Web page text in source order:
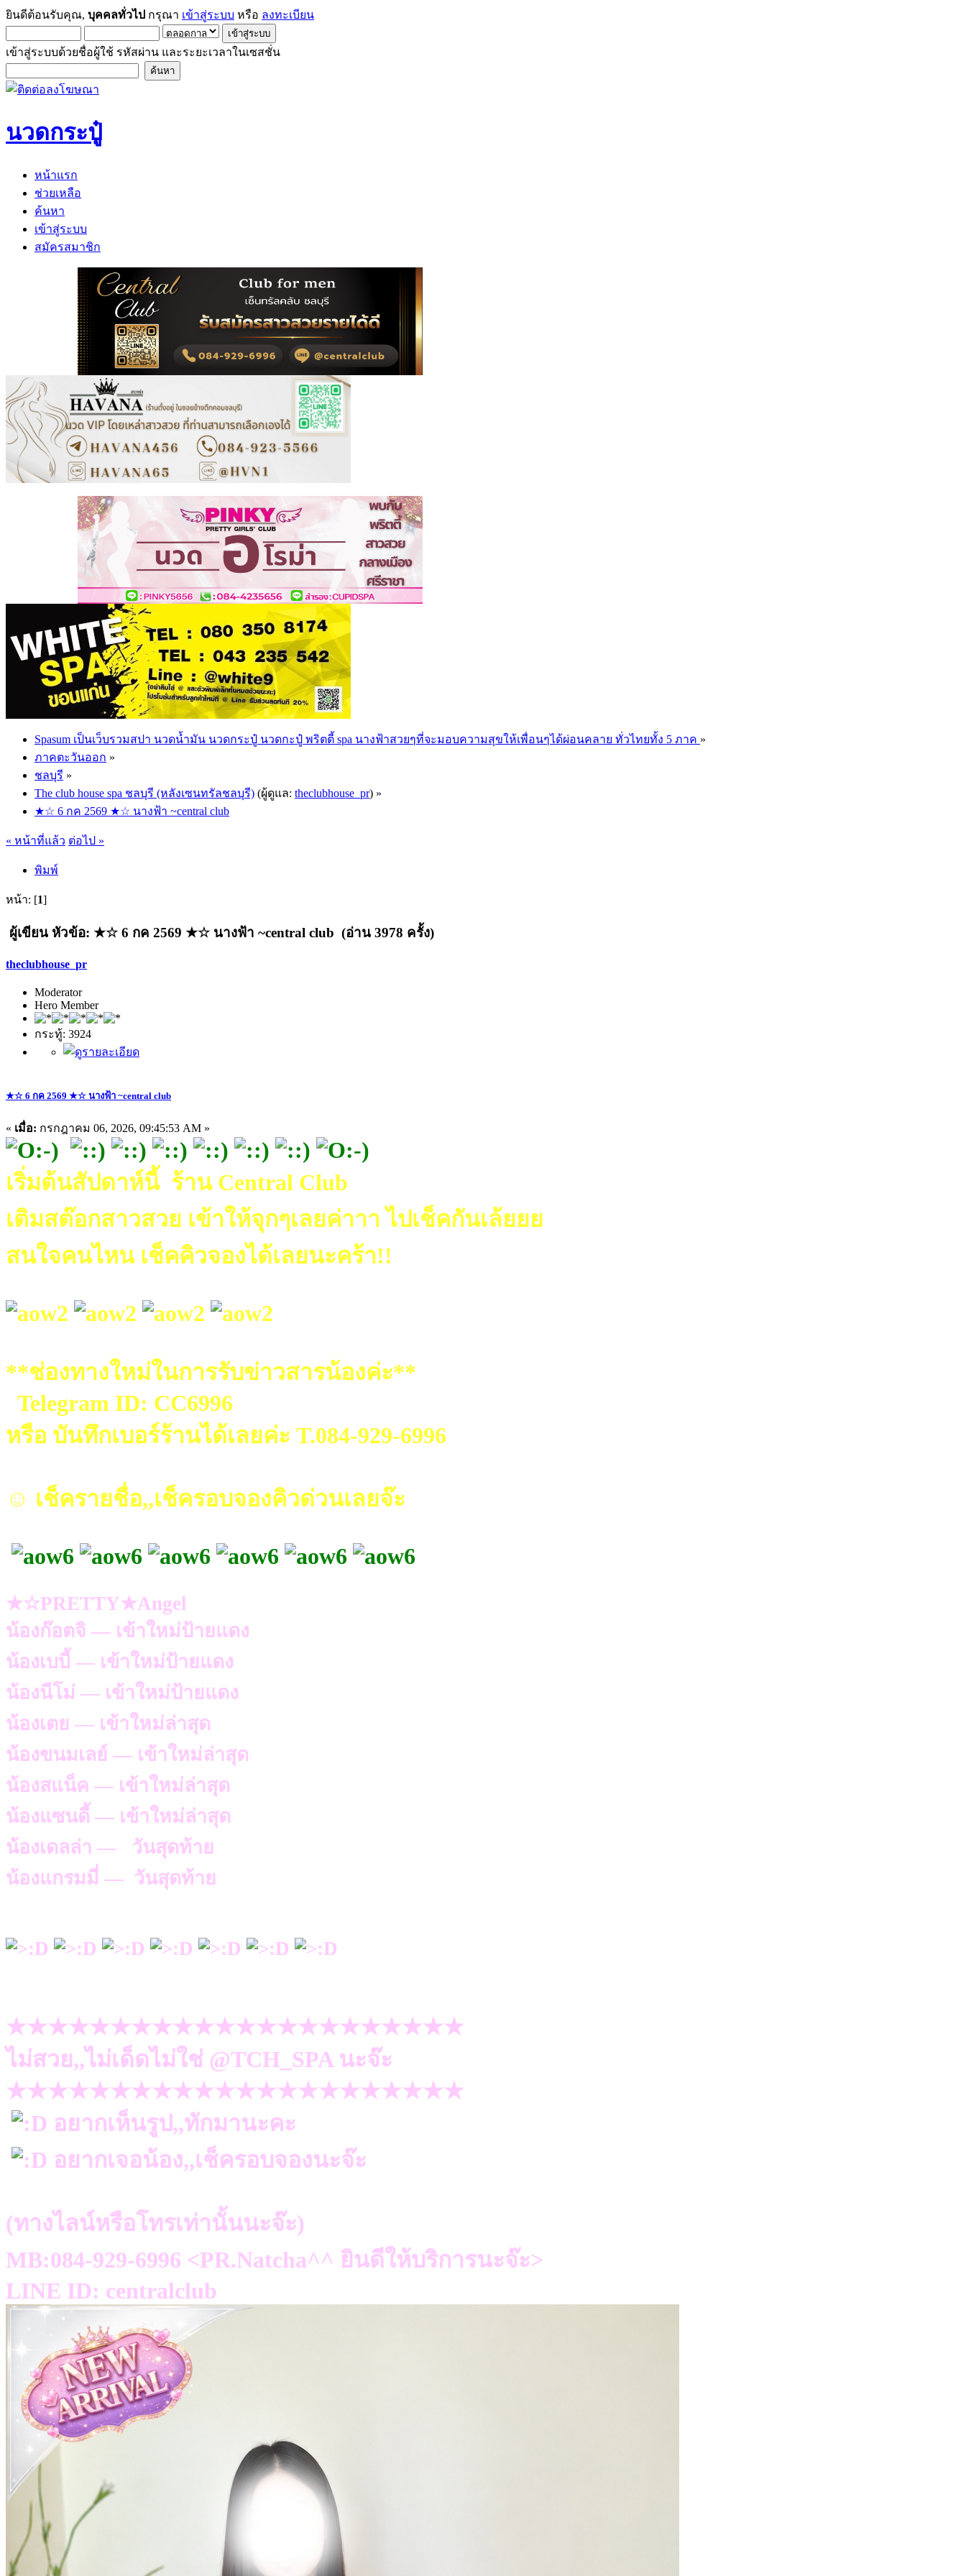
ยินดีต้อนรับคุณ, บุคคลทั่วไป กรุณา เข้าสู่ระบบ หรือ ลงทะเบียน
เข้าสู่ระบบด้วยชื่อผู้ใช้ รหัสผ่าน และระยะเวลาในเซสชั่น
นวดกระปู๋
หน้าแรก
ช่วยเหลือ
ค้นหา
เข้าสู่ระบบ
สมัครสมาชิก
Spasum เป็นเว็บรวมสปา นวดน้ำมัน นวดกระปู๋ นวดกะปู๋ พริตตี้ spa นางฟ้าสวยๆที่จะมอบความสุขให้เพื่อนๆได้ผ่อนคลาย ทั่วไทยทั้ง 5 ภาค »
ภาคตะวันออก »
ชลบุรี »
The club house spa ชลบุรี (หลังเซนทรัลชลบุรี) (ผู้ดูแล: theclubhouse_pr) »
★☆ 6 กค 2569 ★☆ นางฟ้า ~central club
« หน้าที่แล้ว ต่อไป »
พิมพ์
หน้า: [1]
ผู้เขียน หัวข้อ: ★☆ 6 กค 2569 ★☆ นางฟ้า ~central club (อ่าน 3978 ครั้ง)
theclubhouse_pr
Moderator
Hero Member
กระทู้: 3924
★☆ 6 กค 2569 ★☆ นางฟ้า ~central club
« เมื่อ: กรกฎาคม 06, 2026, 09:45:53 AM »
เริ่มต้นสัปดาห์นี้ ร้าน Central Club
เติมสต๊อกสาวสวย เข้าให้จุกๆเลยค่าาา ไปเช็คกันเล้ยยย
สนใจคนไหน เช็คคิวจองได้เลยนะคร้า!!
**ช่องทางใหม่ในการรับข่าวสารน้องค่ะ**
Telegram ID: CC6996
หรือ บันทึกเบอร์ร้านได้เลยค่ะ T.084-929-6996
☺ เช็ครายชื่อ,,เช็ครอบจองคิวด่วนเลยจ๊ะ
★☆PRETTY★Angel
น้องก๊อตจิ — เข้าใหม่ป้ายแดง
น้องเบบี้ — เข้าใหม่ป้ายแดง
น้องนีโม่ — เข้าใหม่ป้ายแดง
น้องเตย — เข้าใหม่ล่าสุด
น้องขนมเลย์ — เข้าใหม่ล่าสุด
น้องสแน็ค — เข้าใหม่ล่าสุด
น้องแซนดี้ — เข้าใหม่ล่าสุด
น้องเดลล่า — วันสุดท้าย
น้องแกรมมี่ — วันสุดท้าย
★★★★★★★★★★★★★★★★★★★★★★
ไม่สวย,,ไม่เด็ดไม่ใช่ @TCH_SPA นะจ๊ะ
★★★★★★★★★★★★★★★★★★★★★★
อยากเห็นรูป,,ทักมานะคะ
อยากเจอน้อง,,เช็ครอบจองนะจ๊ะ
(ทางไลน์หรือโทรเท่านั้นนะจ๊ะ)
MB:084-929-6996 <PR.Natcha^^ ยินดีให้บริการนะจ๊ะ>
LINE ID: centralclub